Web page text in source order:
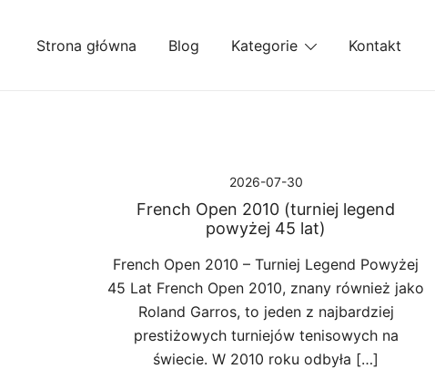
Strona główna Blog Kategorie Kontakt
2026-07-30
French Open 2010 (turniej legend
powyżej 45 lat)
French Open 2010 – Turniej Legend Powyżej
45 Lat French Open 2010, znany również jako
Roland Garros, to jeden z najbardziej
prestiżowych turniejów tenisowych na
świecie. W 2010 roku odbyła […]